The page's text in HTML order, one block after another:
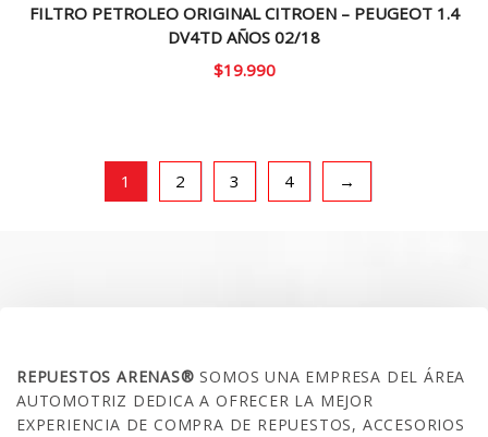
FILTRO PETROLEO ORIGINAL CITROEN – PEUGEOT 1.4
DV4TD AÑOS 02/18
$19.990
1 2 3 4 →
REPUESTOS ARENAS®SOMOS UNA EMPRESA DEL ÁREA
AUTOMOTRIZ DEDICA A OFRECER LA MEJOR
EXPERIENCIA DE COMPRA DE REPUESTOS, ACCESORIOS